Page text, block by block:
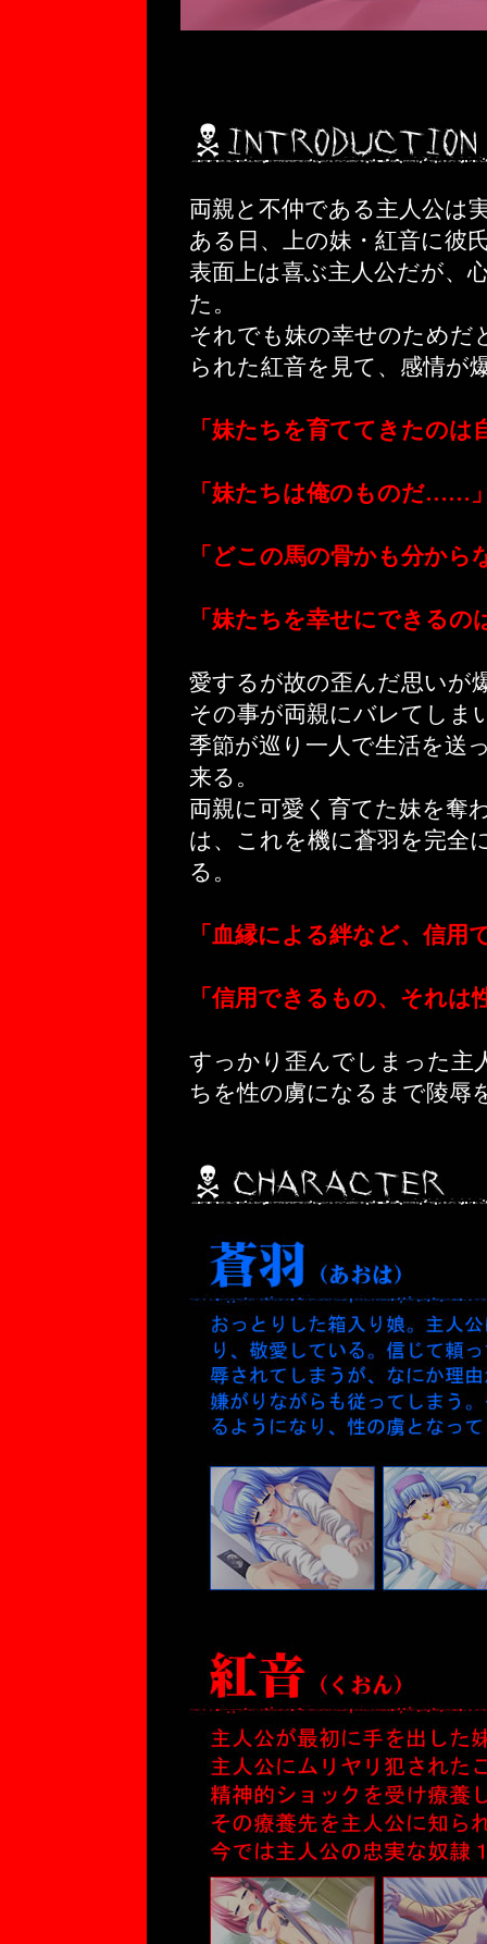
両親と不仲である主人公は
ある日、上の妹・紅音に彼
表面上は喜ぶ主人公だが、
た。
それでも妹の幸せのためだ
られた紅音を見て、感情が
「妹たちを育ててきたのは
「妹たちは俺のものだ……
「どこの馬の骨かも分か
「妹たちを幸せにできる
愛するが故の歪んだ思いが
その事が両親にバレてしま
季節が巡り一人で生活を送
来る。
両親に可愛く育てた妹を奪
は、これを機に蒼羽を完全
る。
「血縁による絆など、信
「信用できるもの、それ
すっかり歪んでしまった主
ちを性の虜になるまで陵辱